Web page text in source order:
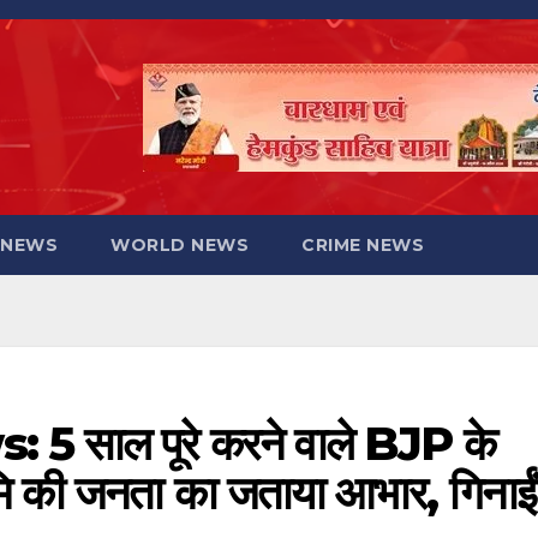
WORLD NEWS CRIME NEWS
साल पूरे करने वाले BJP के
जनता का जताया आभार, गिनाईं